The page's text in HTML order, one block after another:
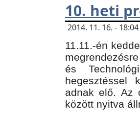
10. heti
2014. 11. 16. -
11.11.-én
és
hegesztéssel
adnak elő. Az
között nyitva